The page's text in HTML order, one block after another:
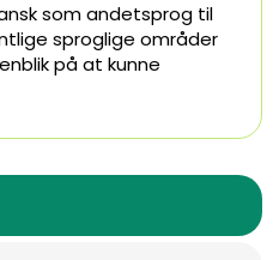
som andetsprog til
sproglige områder
på at kunne